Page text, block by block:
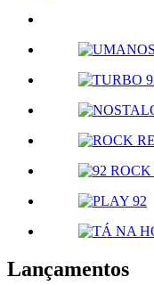
Lançamentos